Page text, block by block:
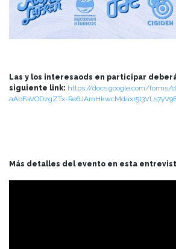
Las y los interesaods en participar
siguiente link: https://docs.google.com/forms/
aAbFaVODzgZTx-
Más detalles del evento en esta